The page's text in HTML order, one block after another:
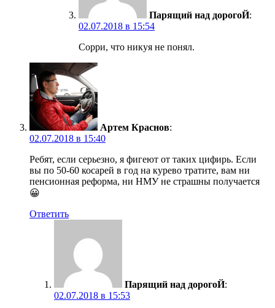
Парящий над дорогоЙ:
02.07.2018 в 15:54
Сорри, что никуя не понял.
Артем Краснов:
02.07.2018 в 15:40
Ребят, если серьезно, я фигеют от таких цифирь. Если
вы по 50-60 косарей в год на курево тратите, вам ни
пенсионная реформа, ни НМУ не страшны получается
😀
Ответить
Парящий над дорогоЙ:
02.07.2018 в 15:53